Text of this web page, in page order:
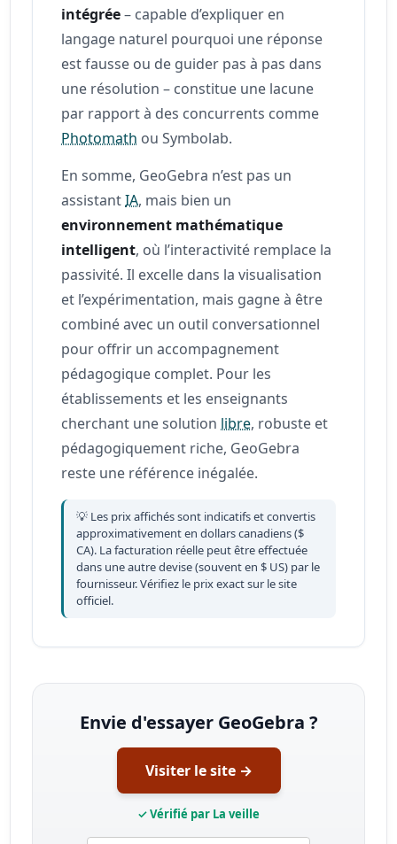
intégrée– capable d’expliquer en
langage naturel pourquoi une réponse
est fausse ou de guider pas à pas dans
une résolution – constitue une lacune
par rapport à des concurrents comme
Photomath ou Symbolab.
En somme, GeoGebra n’est pas un
assistantIA, mais bien un
environnement mathématique
intelligent, où l’interactivité remplace la
passivité. Il excelle dans la visualisation
et l’expérimentation, mais gagne à être
combiné avec un outil conversationnel
pour offrir un accompagnement
pédagogique complet. Pour les
établissements et les enseignants
cherchant une solution libre, robuste et
pédagogiquement riche, GeoGebra
reste une référence inégalée.
💡 Les prix affichés sont indicatifs et convertis
approximativement en dollars canadiens ($
CA). La facturation réelle peut être effectuée
dans une autre devise (souvent en $ US) par le
fournisseur. Vérifiez le prix exact sur le site
officiel.
Envie d'essayer GeoGebra ?
Visiter le site →
✓ Vérifié par La veille